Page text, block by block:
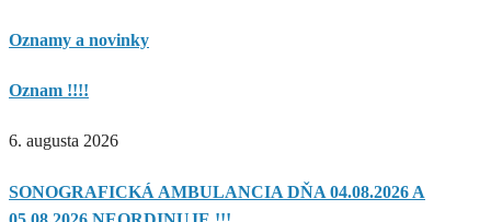
Oznamy a novinky
Oznam !!!!
6. augusta 2026
SONOGRAFICKÁ AMBULANCIA DŇA 04.08.2026 A